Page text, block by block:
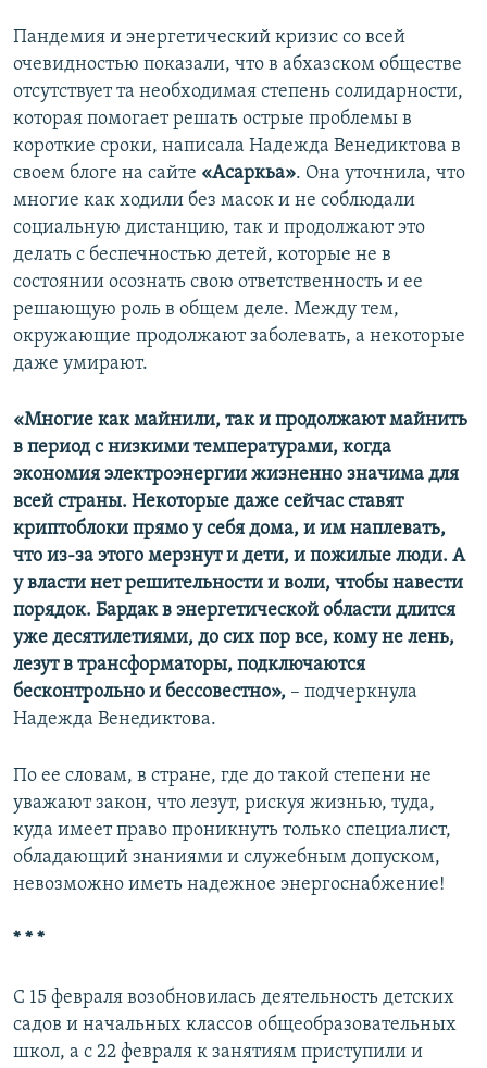
Пандемия и энергетический кризис со всей
очевидностью показали, что в абхазском обществе
отсутствует та необходимая степень солидарности,
которая помогает решать острые проблемы в
короткие сроки, написала Надежда Венедиктова в
своем блоге на сайте «Асаркьа». Она уточнила, что
многие как ходили без масок и не соблюдали
социальную дистанцию, так и продолжают это
делать с беспечностью детей, которые не в
состоянии осознать свою ответственность и ее
решающую роль в общем деле. Между тем,
окружающие продолжают заболевать, а некоторые
даже умирают.
«Многие как майнили, так и продолжают майнить
в период с низкими температурами, когда
экономия электроэнергии жизненно значима для
всей страны. Некоторые даже сейчас ставят
криптоблоки прямо у себя дома, и им наплевать,
что из-за этого мерзнут и дети, и пожилые люди. А
у власти нет решительности и воли, чтобы навести
порядок. Бардак в энергетической области длится
уже десятилетиями, до сих пор все, кому не лень,
лезут в трансформаторы, подключаются
бесконтрольно и бессовестно», – подчеркнула
Надежда Венедиктова.
По ее словам, в стране, где до такой степени не
уважают закон, что лезут, рискуя жизнью, туда,
куда имеет право проникнуть только специалист,
обладающий знаниями и служебным допуском,
невозможно иметь надежное энергоснабжение!
* * *
С 15 февраля возобновилась деятельность детских
садов и начальных классов общеобразовательных
школ, а с 22 февраля к занятиям приступили и